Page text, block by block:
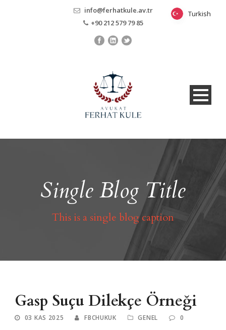
info@ferhatkule.av.tr
+90 212 579 79 85
Single Blog Title
This is a single blog caption
Gasp Suçu Dilekçe Örneği
03 KAS 2025 FBCHUKUK GENEL 0
Turkish
Turkish